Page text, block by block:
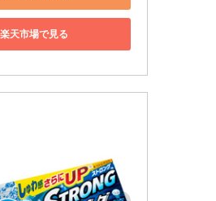
楽天市場で見る